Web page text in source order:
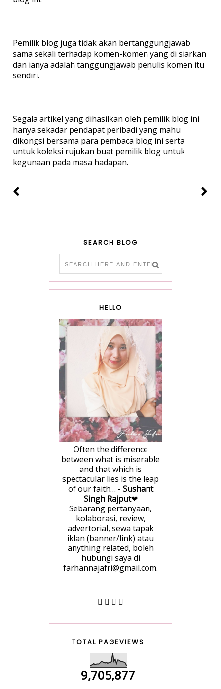
Pemilik blog juga tidak akan bertanggungjawab
sama sekali terhadap komen-komen yang di siarkan
dan ianya adalah tanggungjawab penulis komen itu
sendiri.
Segala artikel yang dihasilkan oleh pemilik blog ini
hanya sekadar pendapat peribadi yang mahu
dikongsi bersama para pembaca blog ini serta
untuk koleksi rujukan buat pemilik blog untuk
kegunaan pada masa hadapan.
SEARCH BLOG
HELLO
Often the difference
between what is miserable
and that which is
spectacular lies is the leap
of our faith… - Sushant
Singh Rajput❤
Sebarang pertanyaan,
kolaborasi, review,
advertorial, sewa tapak
iklan (banner/link) atau
anything related, boleh
hubungi saya di
farhannajafri@gmail.com.
TOTAL PAGEVIEWS
9,705,877